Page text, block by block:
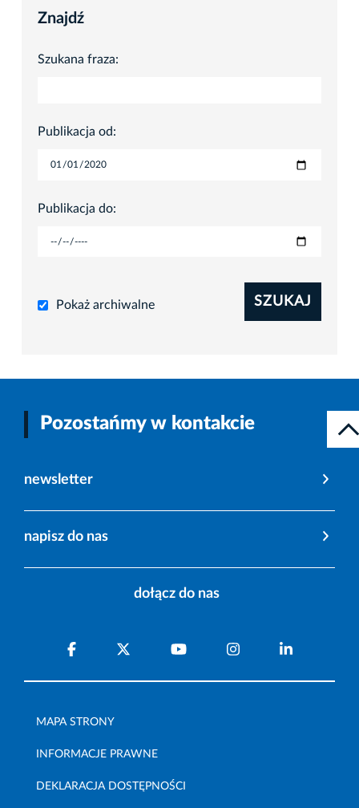
Znajdź
Szukana fraza:
Publikacja od:
Publikacja do:
Pokaż archiwalne SZUKAJ
Pozostańmy w kontakcie
newsletter
napisz do nas
dołącz do nas
MAPA STRONY
INFORMACJE PRAWNE
DEKLARACJA DOSTĘPNOŚCI